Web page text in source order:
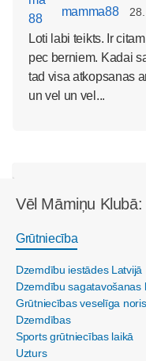
mamma88
Loti labi teikts. Ir
pec berniem. Kadai
tad visa atkopsanas
un vel un vel...
Vēl Māmiņu Klubā:
Grūtniecība
Dzemdību iestādes Latvijā
Dzemdību sagatavošanas
Grūtniecības veselīga
Dzemdības
Sports grūtniecības laikā
Uzturs